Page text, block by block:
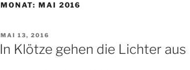
MONAT: MAI 2016
VERÖFFENTLICHT
AM
MAI 13, 2016
In Klötze gehen die Lichter aus